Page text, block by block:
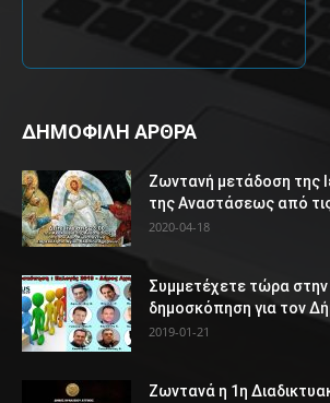
ΔΗΜΟΦΙΛΗ ΑΡΘΡΑ
Ζωντανή μετάδοση της
της Αναστάσεως από
2020-04-18
Συμμετέχετε τώρα
δημοσκόπηση για τον
2019-01-21
Ζωντανά η 1η